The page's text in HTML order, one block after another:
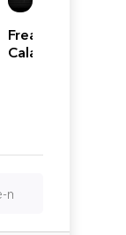
Freakout:
Calamity